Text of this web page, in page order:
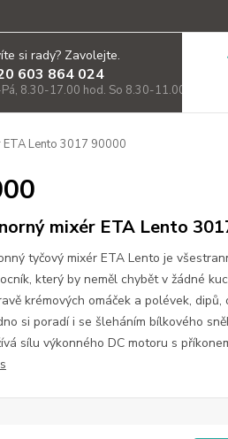
si rady? Zavolejte.
603 864 024
8.30-17.00 hod. So 8.30-11.00)
ETA Lento 3017 90000
mixér ETA Lento
tyčový mixér ETA Lento je
který by neměl chybět v žádné
krémových omáček a polévek,
si poradí i se šleháním bílkového
sílu výkonného DC motoru s